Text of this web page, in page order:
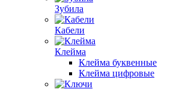
Зубила
Кабели
Клейма
Клейма буквенные
Клейма цифровые